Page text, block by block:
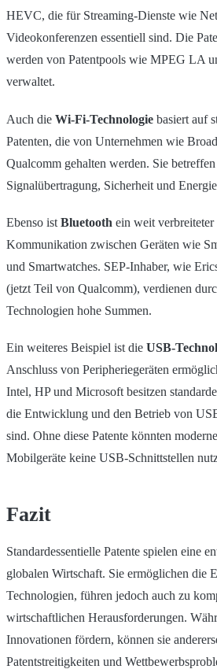
HEVC, die für Streaming-Dienste wie
Videokonferenzen essentiell sind. Die
werden von Patentpools wie MPEG LA
verwaltet.
Auch die Wi-Fi-Technologie basiert auf
Patenten, die von Unternehmen wie
Qualcomm gehalten werden. Sie
Signalübertragung, Sicherheit und
Ebenso ist Bluetooth ein weit
Kommunikation zwischen Geräten wie
und Smartwatches. SEP-Inhaber, wie
(jetzt Teil von Qualcomm), verdienen
Technologien hohe Summen.
Ein weiteres Beispiel ist die USB-
Anschluss von Peripheriegeräten
Intel, HP und Microsoft besitzen
die Entwicklung und den Betrieb von
sind. Ohne diese Patente könnten
Mobilgeräte keine USB-Schnittstellen
Fazit
Standardessentielle Patente spielen eine
globalen Wirtschaft. Sie ermöglichen die
Technologien, führen jedoch auch zu
wirtschaftlichen Herausforderungen.
Innovationen fördern, können sie
Patentstreitigkeiten und